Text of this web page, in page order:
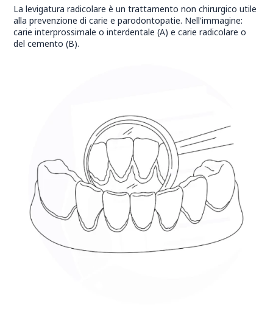
La levigatura radicolare è un trattamento non chirurgico utile
alla prevenzione di carie e parodontopatie. Nell'immagine:
carie interprossimale o interdentale (A) e carie radicolare o
del cemento (B).